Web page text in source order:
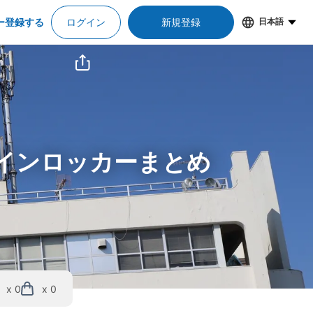
登録する ログイン 新規登録 日本語
ンロッカーまとめ
x 0 x 0